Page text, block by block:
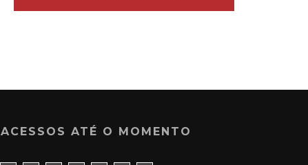
ACESSOS ATÉ O MOMENTO